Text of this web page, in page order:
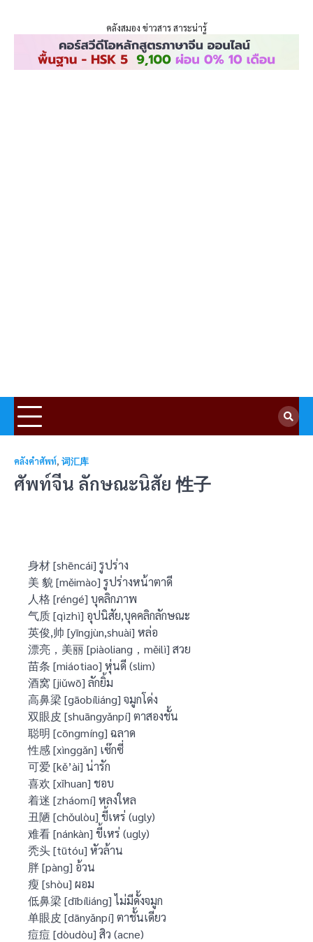
คลังสมอง ข่าวสาร สาระน่ารู้
คลังคำศัพท์, 词汇库
ศัพท์จีน ลักษณะนิสัย 性子
身材 [shēncái] รูปร่าง
美 貌 [měimào] รูปร่างหน้าตาดี
人格 [réngé] บุคลิกภาพ
气质 [qìzhì] อุปนิสัย,บุคคลิกลักษณะ
英俊,帅 [yīngjùn,shuài] หล่อ
漂亮，美丽 [piàoliang，měilì] สวย
苗条 [miáotiao] หุ่นดี (slim)
酒窝 [jiǔwō] ลักยิ้ม
高鼻梁 [gāobíliáng] จมูกโด่ง
双眼皮 [shuāngyǎnpí] ตาสองชั้น
聪明 [cōngmíng] ฉลาด
性感 [xìnggǎn] เซ๊กซี่
可爱 [kě’ài] น่ารัก
喜欢 [xǐhuan] ชอบ
着迷 [zháomí] หลงใหล
丑陋 [chǒulòu] ขี้เหร่ (ugly)
难看 [nánkàn] ขี้เหร่ (ugly)
秃头 [tūtóu] หัวล้าน
胖 [pàng] อ้วน
瘦 [shòu] ผอม
低鼻梁 [dībíliáng] ไม่มีดั้งจมูก
单眼皮 [dānyǎnpí] ตาชั้นเดียว
痘痘 [dòudòu] สิว (acne)